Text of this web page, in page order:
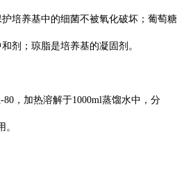
培养基中的细菌不被氧化破坏；葡萄糖
剂；琼脂是培养基的凝固剂。
，加热溶解于1000ml蒸馏水中，分